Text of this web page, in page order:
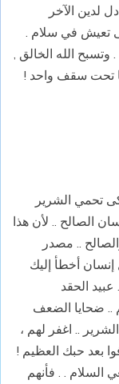
لدين الآخر
تعيش في سلام .
وتسبح الله الخالق ,
تحت سقف واحد !
تحمي الشرير
الصالح .. لأن هذا
.. مصدر
أخطأ إليك
الحقد
.. ضحايا الضعف
.. اغفر لهم ،
بعد حبك العظيم !
السلام . . فأنهم